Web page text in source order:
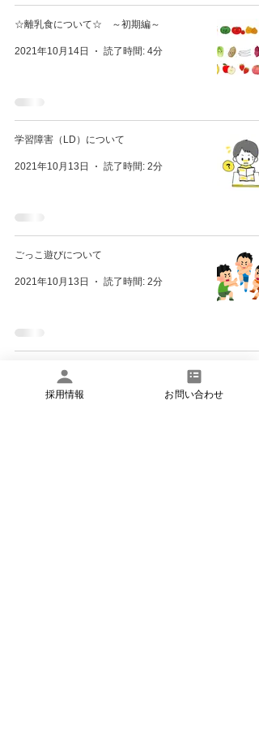
☆離乳食について☆ ～初期編～
2021年10月14日 読了時間: 4分
学習障害（LD）について
2021年10月13日 読了時間: 2分
ごっこ遊びについて
2021年10月13日 読了時間: 2分
お子さんへの言葉がけ
2021年10月13日
採用情報 お問い合わせ